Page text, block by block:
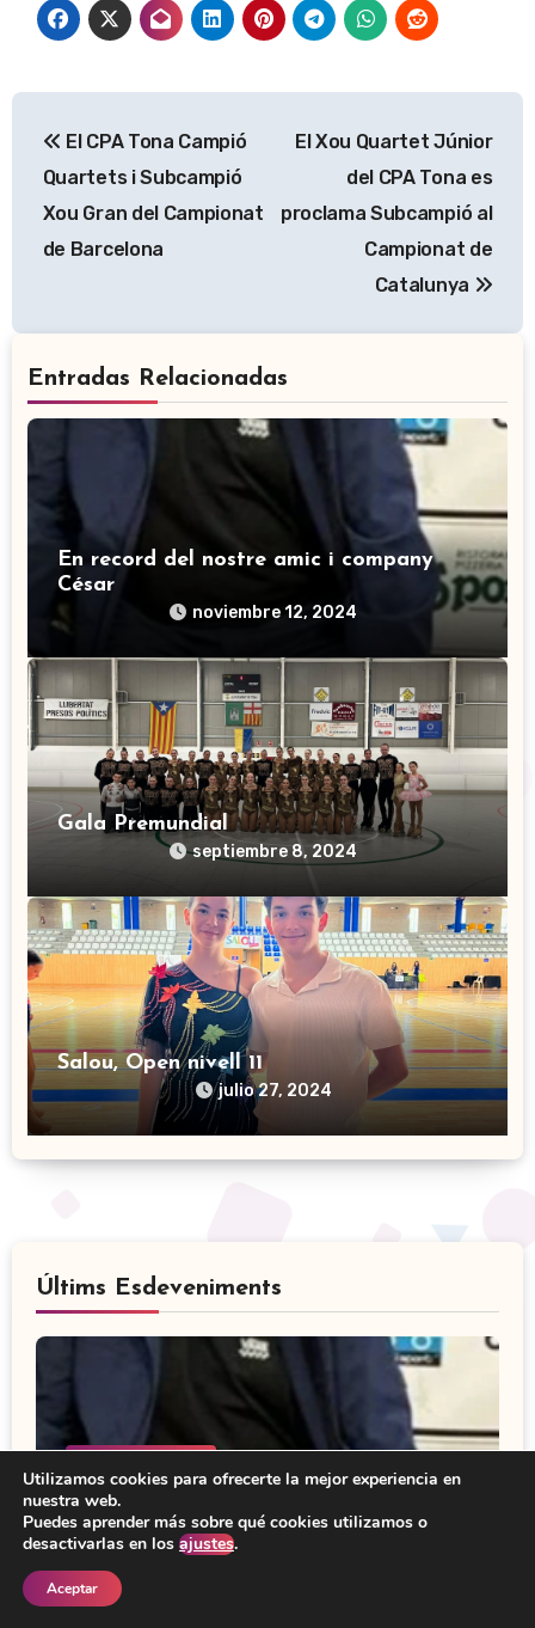
de
entradas
El CPA Tona Campió
Quartets i Subcampió
Xou Gran del Campionat
de Barcelona
El Xou Quartet Júnior
del CPA Tona es
proclama Subcampió al
Campionat de
Catalunya
Entradas Relacionadas
En record del nostre amic i company
César
noviembre 12, 2024
Gala Premundial
septiembre 8, 2024
Salou, Open nivell 11
julio 27, 2024
Últims Esdeveniments
En record del nostre amic i company
César
Utilizamos cookies para ofrecerte la mejor experiencia en
nuestra web.
Puedes aprender más sobre qué cookies utilizamos o
desactivarlas en los ajustes.
Aceptar